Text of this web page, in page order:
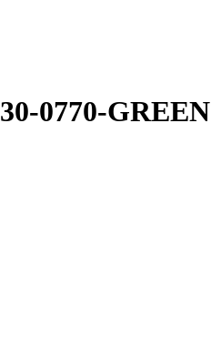
0770-GREEN